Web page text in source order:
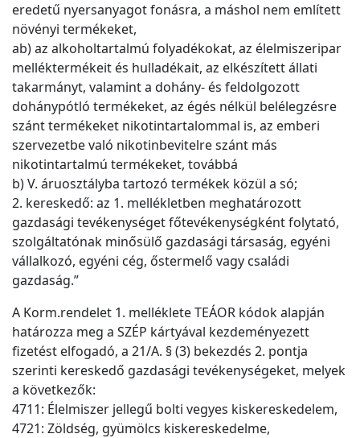
eredetű nyersanyagot fonásra, a máshol nem említett
növényi termékeket,
ab) az alkoholtartalmú folyadékokat, az élelmiszeripar
melléktermékeit és hulladékait, az elkészített állati
takarmányt, valamint a dohány- és feldolgozott
dohánypótló termékeket, az égés nélkül belélegzésre
szánt termékeket nikotintartalommal is, az emberi
szervezetbe való nikotinbevitelre szánt más
nikotintartalmú termékeket, továbbá
b) V. áruosztályba tartozó termékek közül a só;
2. kereskedő: az 1. mellékletben meghatározott
gazdasági tevékenységet főtevékenységként folytató,
szolgáltatónak minősülő gazdasági társaság, egyéni
vállalkozó, egyéni cég, őstermelő vagy családi
gazdaság.”
A Korm.rendelet 1. melléklete TEÁOR kódok alapján
határozza meg a SZÉP kártyával kezdeményezett
fizetést elfogadó, a 21/A. § (3) bekezdés 2. pontja
szerinti kereskedő gazdasági tevékenységeket, melyek
a következők:
4711: Élelmiszer jellegű bolti vegyes kiskereskedelem,
4721: Zöldség, gyümölcs kiskereskedelme,